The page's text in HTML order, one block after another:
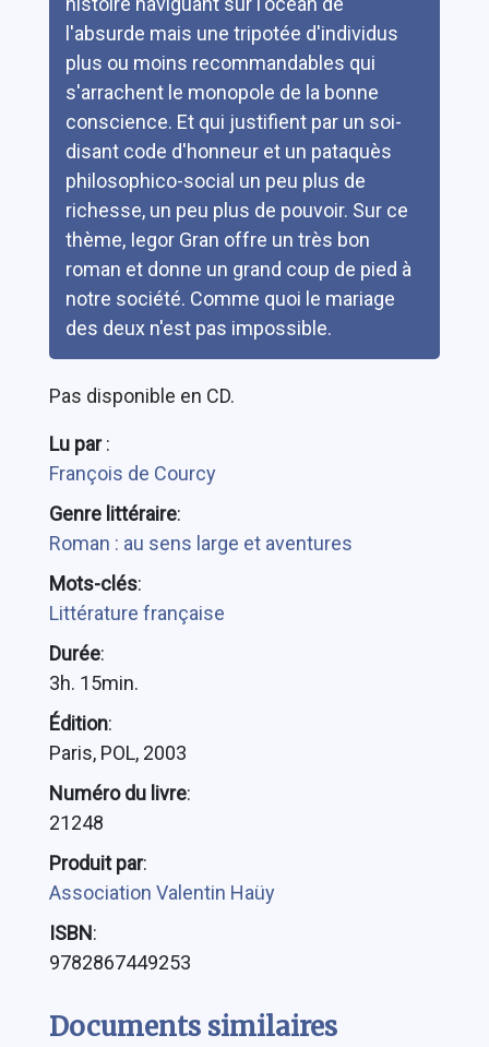
l'absurde mais une tripotée d'individus
plus ou moins recommandables qui
s'arrachent le monopole de la bonne
conscience. Et qui justifient par un soi-
disant code d'honneur et un pataquès
philosophico-social un peu plus de
richesse, un peu plus de pouvoir. Sur ce
thème, Iegor Gran offre un très bon
roman et donne un grand coup de pied à
notre société. Comme quoi le mariage
des deux n'est pas impossible.
Pas disponible en CD.
Lu par:
François de Courcy
Genre littéraire:
Roman : au sens large et aventures
Mots-clés:
Littérature française
Durée:
3h. 15min.
Édition:
Paris, POL, 2003
Numéro du livre:
21248
Produit par:
Association Valentin Haüy
ISBN:
9782867449253
Documents similaires